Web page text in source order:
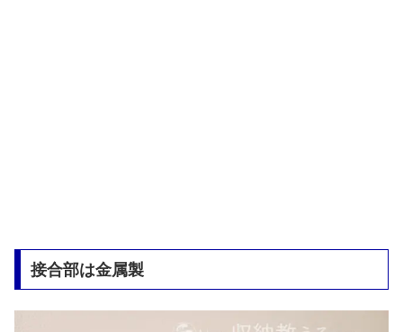
接合部は金属製